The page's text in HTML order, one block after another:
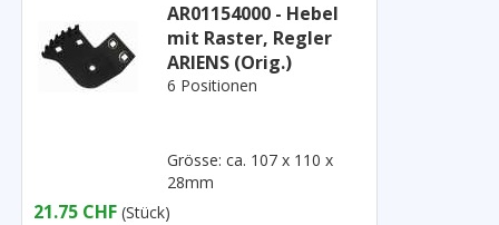
AR01154000 - Hebel
mit Raster, Regler
ARIENS (Orig.)
6 Positionen
Grösse: ca. 107 x 110 x
28mm
21.75 CHF (Stück)